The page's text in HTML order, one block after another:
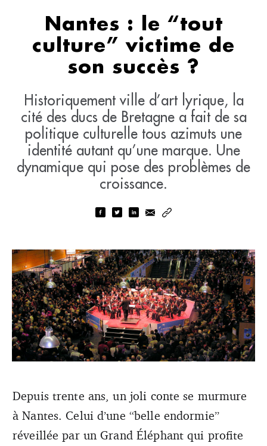
Nantes : le “tout
culture” victime de
son succès ?
Historiquement ville d’art lyrique, la
cité des ducs de Bretagne a fait de sa
politique culturelle tous azimuts une
identité autant qu’une marque. Une
dynamique qui pose des problèmes de
croissance.
Né il y a un quart de siècle, La Folle Journée fait corps
avec la cité des congrès de Nantes et ses huit salles. (DR)
Depuis trente ans, un joli conte se murmure
à Nantes. Celui d’une “belle endormie”
réveillée par un Grand Éléphant qui profite